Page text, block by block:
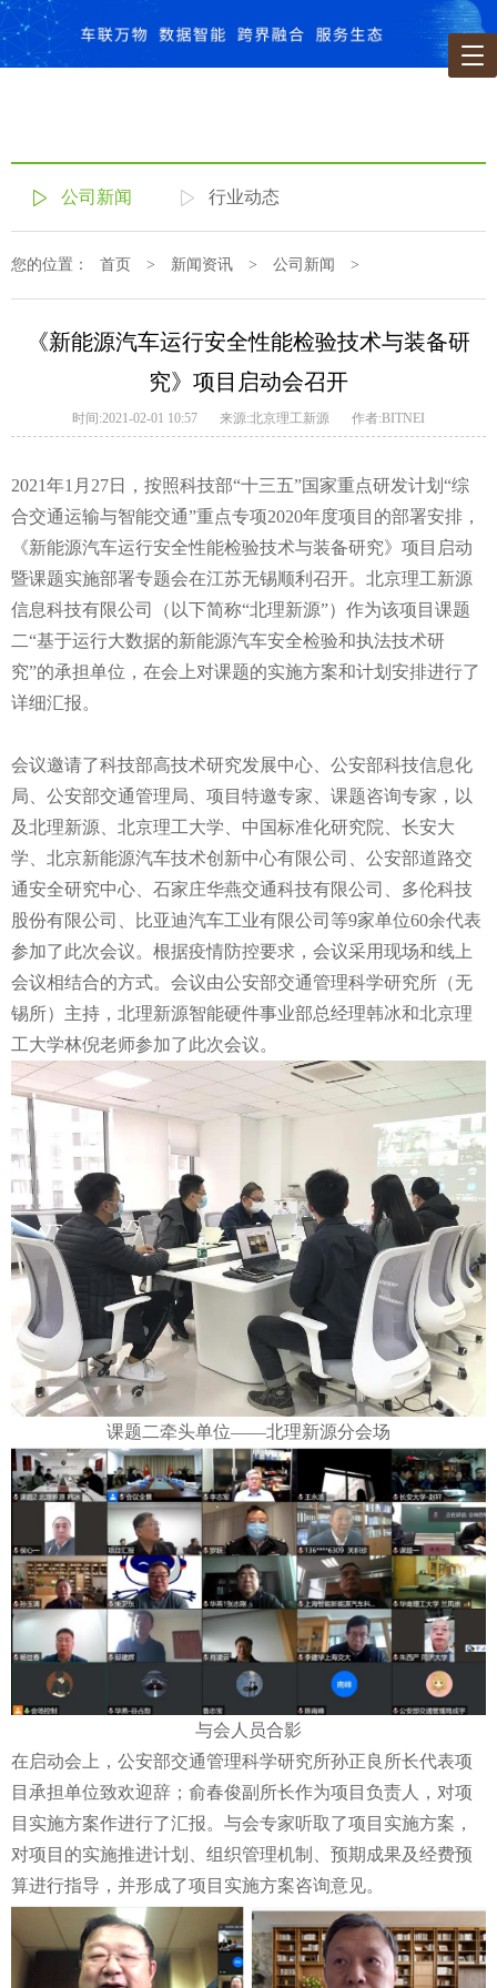
公司新闻 行业动态
您的位置： 首页 > 新闻资讯 > 公司新闻 >
《新能源汽车运行安全性能检验技术与装备研
究》项目启动会召开
时间:2021-02-01 10:57 来源:北京理工新源 作者:BITNEI
2021年1月27日，按照科技部“十三五”国家重点研发计划“综
合交通运输与智能交通”重点专项2020年度项目的部署安排，
《新能源汽车运行安全性能检验技术与装备研究》项目启动
暨课题实施部署专题会在江苏无锡顺利召开。北京理工新源
信息科技有限公司（以下简称“北理新源”）作为该项目课题
二“基于运行大数据的新能源汽车安全检验和执法技术研
究”的承担单位，在会上对课题的实施方案和计划安排进行了
详细汇报。
会议邀请了科技部高技术研究发展中心、公安部科技信息化
局、公安部交通管理局、项目特邀专家、课题咨询专家，以
及北理新源、北京理工大学、中国标准化研究院、长安大
学、北京新能源汽车技术创新中心有限公司、公安部道路交
通安全研究中心、石家庄华燕交通科技有限公司、多伦科技
股份有限公司、比亚迪汽车工业有限公司等9家单位60余代表
参加了此次会议。根据疫情防控要求，会议采用现场和线上
会议相结合的方式。会议由公安部交通管理科学研究所（无
锡所）主持，北理新源智能硬件事业部总经理韩冰和北京理
工大学林倪老师参加了此次会议。
课题二牵头单位——北理新源分会场
与会人员合影
在启动会上，公安部交通管理科学研究所孙正良所长代表项
目承担单位致欢迎辞；俞春俊副所长作为项目负责人，对项
目实施方案作进行了汇报。与会专家听取了项目实施方案，
对项目的实施推进计划、组织管理机制、预期成果及经费预
算进行指导，并形成了项目实施方案咨询意见。